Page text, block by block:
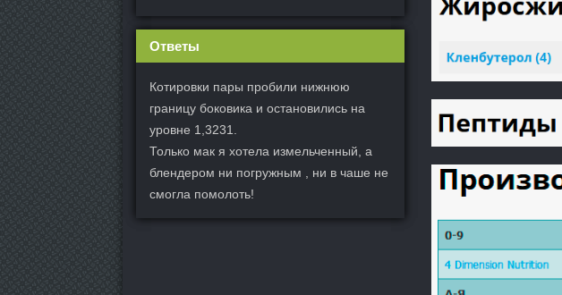
Ответы
Котировки пары пробили нижнюю
границу боковика и остановились на
уровне 1,3231.
Только мак я хотела измельченный, а
блендером ни погружным , ни в чаше не
смогла помолоть!